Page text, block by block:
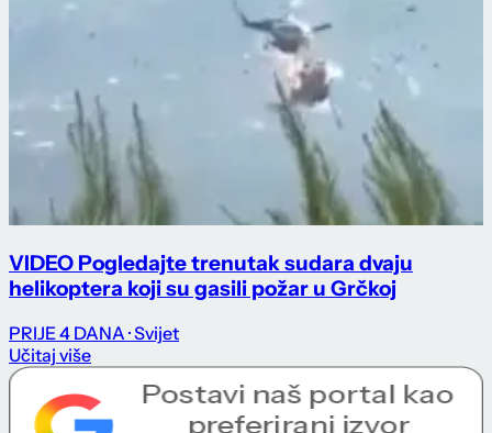
VIDEO Pogledajte trenutak sudara dvaju
helikoptera koji su gasili požar u Grčkoj
PRIJE 4 DANA · Svijet
Učitaj više